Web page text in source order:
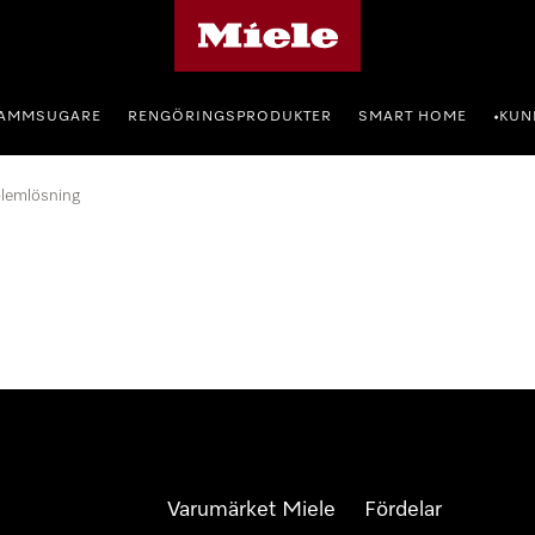
RENGÖRINGSPRODUKTER SMART HOME •
Varumärket Miele Fördelar